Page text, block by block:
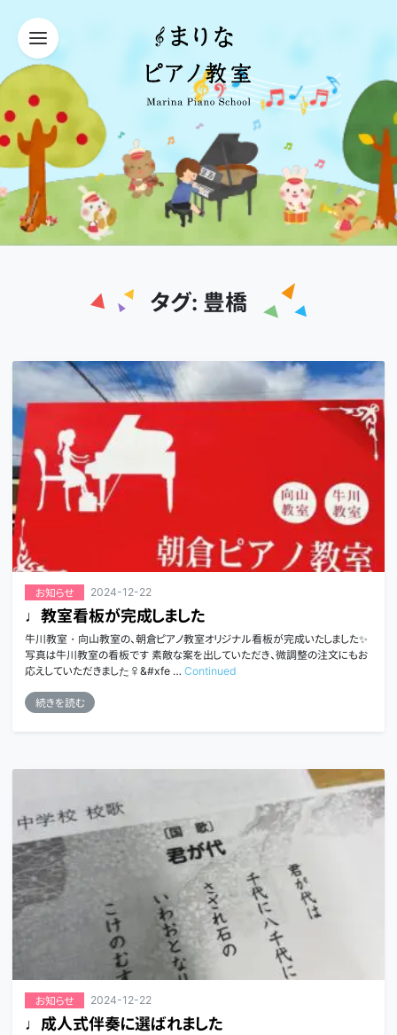
タグ: 豊橋
お知らせ 2024-12-22
♩教室看板が完成しました
牛川教室・向山教室の、朝倉ピアノ教室オリジナル看板が完成いたしました✨
写真は牛川教室の看板です 素敵な案を出していただき、微調整の注文にもお
応えしていただきました‍♀&#xfe … Continued
続きを読む
お知らせ 2024-12-22
♩成人式伴奏に選ばれました